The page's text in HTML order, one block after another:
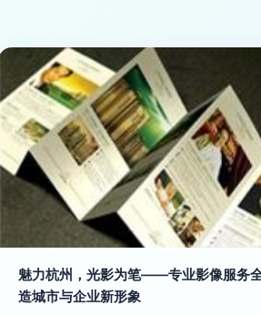
魅力杭州，光影为笔——专业影像服务
造城市与企业新形象